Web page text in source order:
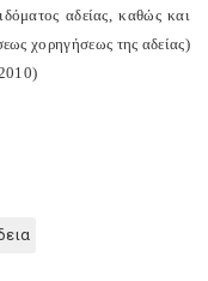
αδείας, καθώς και
χορηγήσεως της αδείας)